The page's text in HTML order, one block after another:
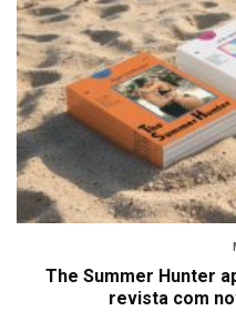
The Summer Hunter
revista com